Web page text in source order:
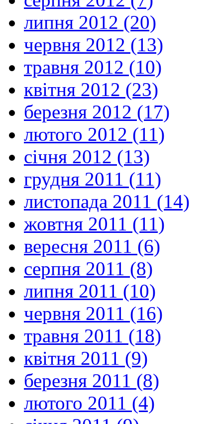
липня 2012 (20)
червня 2012 (13)
травня 2012 (10)
квітня 2012 (23)
березня 2012 (17)
лютого 2012 (11)
січня 2012 (13)
грудня 2011 (11)
листопада 2011 (14)
жовтня 2011 (11)
вересня 2011 (6)
серпня 2011 (8)
липня 2011 (10)
червня 2011 (16)
травня 2011 (18)
квітня 2011 (9)
березня 2011 (8)
лютого 2011 (4)